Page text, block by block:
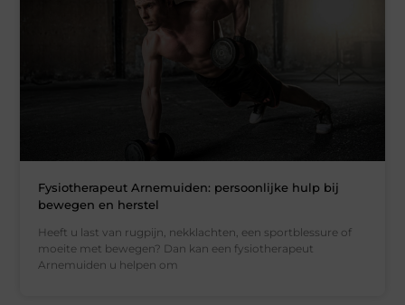
Fysiotherapeut Arnemuiden: persoonlijke hulp bij
bewegen en herstel
Heeft u last van rugpijn, nekklachten, een sportblessure of
moeite met bewegen? Dan kan een fysiotherapeut
Arnemuiden u helpen om